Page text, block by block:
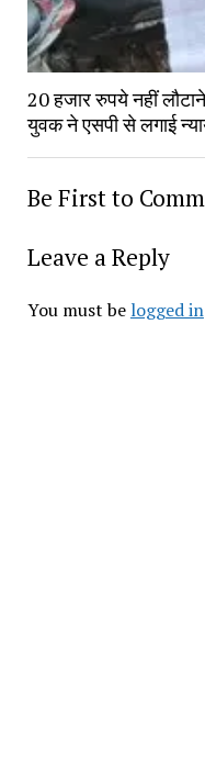
20 हजार रुपये नहीं
युवक ने एसपी से लगाई
Be First to
Leave a Reply
You must be logged in